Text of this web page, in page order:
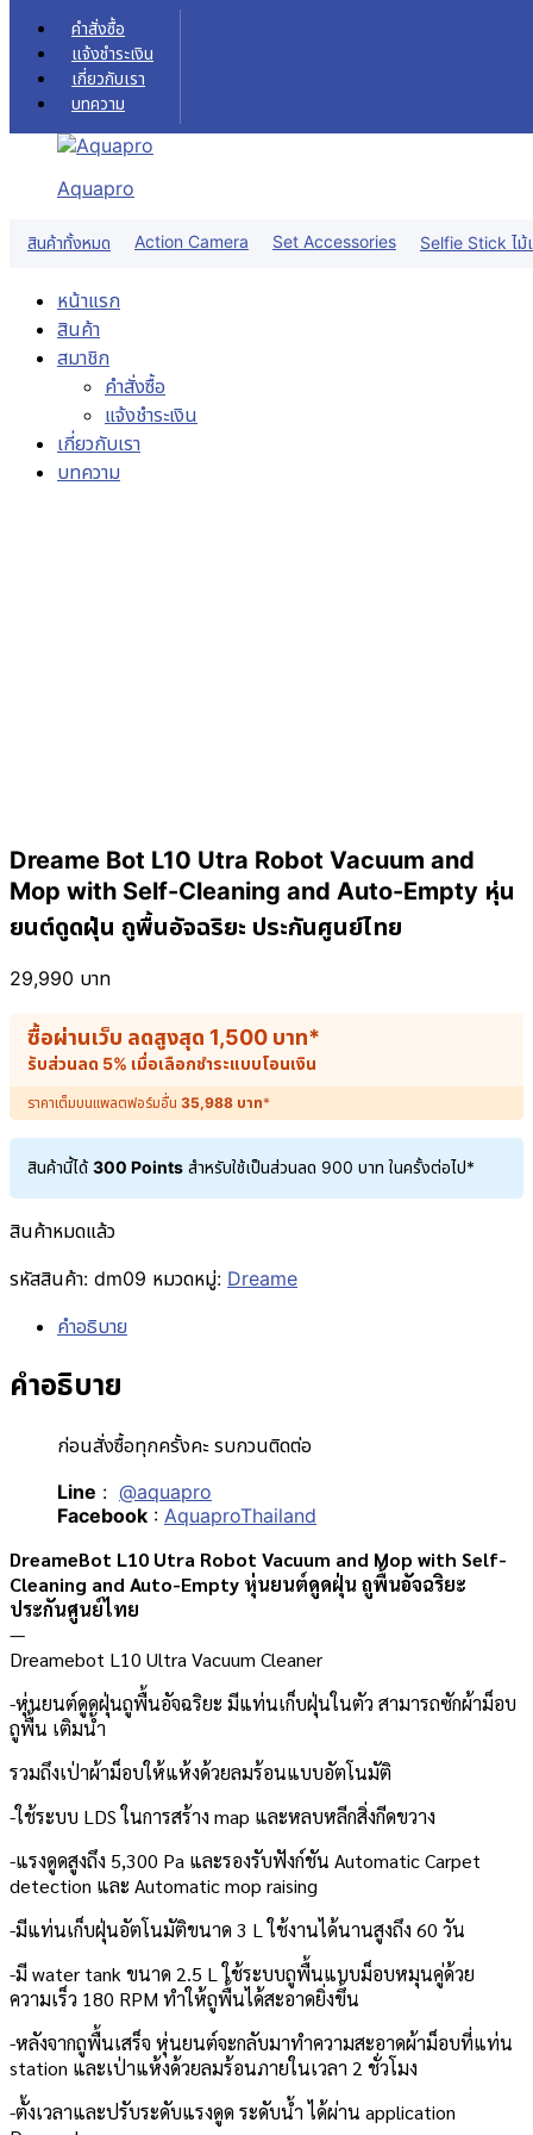
Skip to content
คำสั่งซื้อ
แจ้งชำระเงิน
เกี่ยวกับเรา
บทความ
Aquapro
สินค้าทั้งหมด Action Camera Set Accessories Selfie Stick ไม้
หน้าแรก
สินค้า
สมาชิก
คำสั่งซื้อ
แจ้งชำระเงิน
เกี่ยวกับเรา
บทความ
Dreame Bot L10 Utra Robot Vacuum and
Mop with Self-Cleaning and Auto-Empty หุ่น
ยนต์ดูดฝุ่น ถูพื้นอัจฉริยะ ประกันศูนย์ไทย
29,990 บาท
ซื้อผ่านเว็บ ลดสูงสุด 1,500 บาท*
รับส่วนลด 5% เมื่อเลือกชำระแบบโอนเงิน
ราคาเต็มบนแพลตฟอร์มอื่น 35,988 บาท*
สินค้านี้ได้ 300 Points สำหรับใช้เป็นส่วนลด 900 บาท ในครั้งต่อไป*
สินค้าหมดแล้ว
รหัสสินค้า: dm09 หมวดหมู่: Dreame
คำอธิบาย
คำอธิบาย
ก่อนสั่งซื้อทุกครั้งคะ รบกวนติดต่อ
Line : @aquapro
Facebook : AquaproThailand
DreameBot L10 Utra Robot Vacuum and Mop with Self-
Cleaning and Auto-Empty หุ่นยนต์ดูดฝุ่น ถูพื้นอัจฉริยะ
ประกันศูนย์ไทย
—
Dreamebot L10 Ultra Vacuum Cleaner
-หุ่นยนต์ดูดฝุ่นถูพื้นอัจฉริยะ มีแท่นเก็บฝุ่นในตัว สามารถซักผ้าม็อบ
ถูพื้น เติมน้ำ
รวมถึงเป่าผ้าม็อบให้แห้งด้วยลมร้อนแบบอัตโนมัติ
-ใช้ระบบ LDS ในการสร้าง map และหลบหลีกสิ่งกีดขวาง
-แรงดูดสูงถึง 5,300 Pa และรองรับฟังก์ชัน Automatic Carpet
detection และ Automatic mop raising
-มีแท่นเก็บฝุ่นอัตโนมัติขนาด 3 L ใช้งานได้นานสูงถึง 60 วัน
-มี water tank ขนาด 2.5 L ใช้ระบบถูพื้นแบบม็อบหมุนคู่ด้วย
ความเร็ว 180 RPM ทำให้ถูพื้นได้สะอาดยิ่งขึ้น
-หลังจากถูพื้นเสร็จ หุ่นยนต์จะกลับมาทำความสะอาดผ้าม็อบที่แท่น
station และเป่าแห้งด้วยลมร้อนภายในเวลา 2 ชั่วโมง
-ตั้งเวลาและปรับระดับแรงดูด ระดับน้ำ ได้ผ่าน application